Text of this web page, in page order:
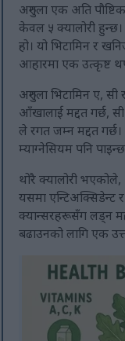
अरुगुला एक अति
केवल ५ क्यालोरी
हो। यो भिटामिन र
आहारमा एक उत्कृष्ट
अरुगुला भिटामिन ए,
आँखालाई मद्दत गर्छ,
ले रगत जम्न मद्दत
म्याग्नेसियम पनि
थोरै क्यालोरी भएकोले,
यसमा एन्टिअक्सिडेन्ट
क्यान्सरहरूसँग लड्न
बढाउनको लागि एक